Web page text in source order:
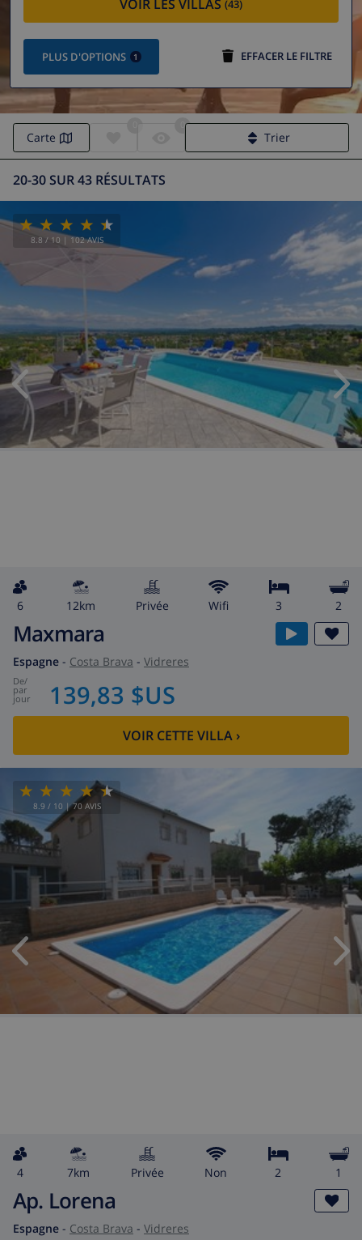
VOIR LES VILLAS (43)
PLUS D'OPTIONS 1 EFFACER LE FILTRE
20-30 SUR 43 RÉSULTATS
Carte Trier
8.8 / 10 |102 AVIS
6 12km privée wifi 3 2
Maxmara
Espagne - Costa Brava - Vidreres
de/
par
jour 139,83 $US
VOIR CETTE VILLA›
8.9 / 10 |70 AVIS
4 7km privée Non 2 1
Ap. Lorena
Espagne - Costa Brava - Vidreres